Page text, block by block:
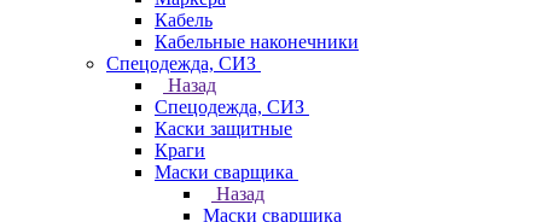
Кабель
Кабельные наконечники
Спецодежда, СИЗ
Назад
Спецодежда, СИЗ
Каски защитные
Краги
Маски сварщика
Назад
Маски сварщика